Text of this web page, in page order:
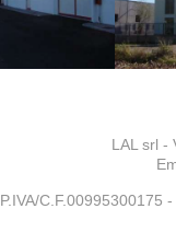
LAL srl -
P.IVA/C.F.00995300175 -